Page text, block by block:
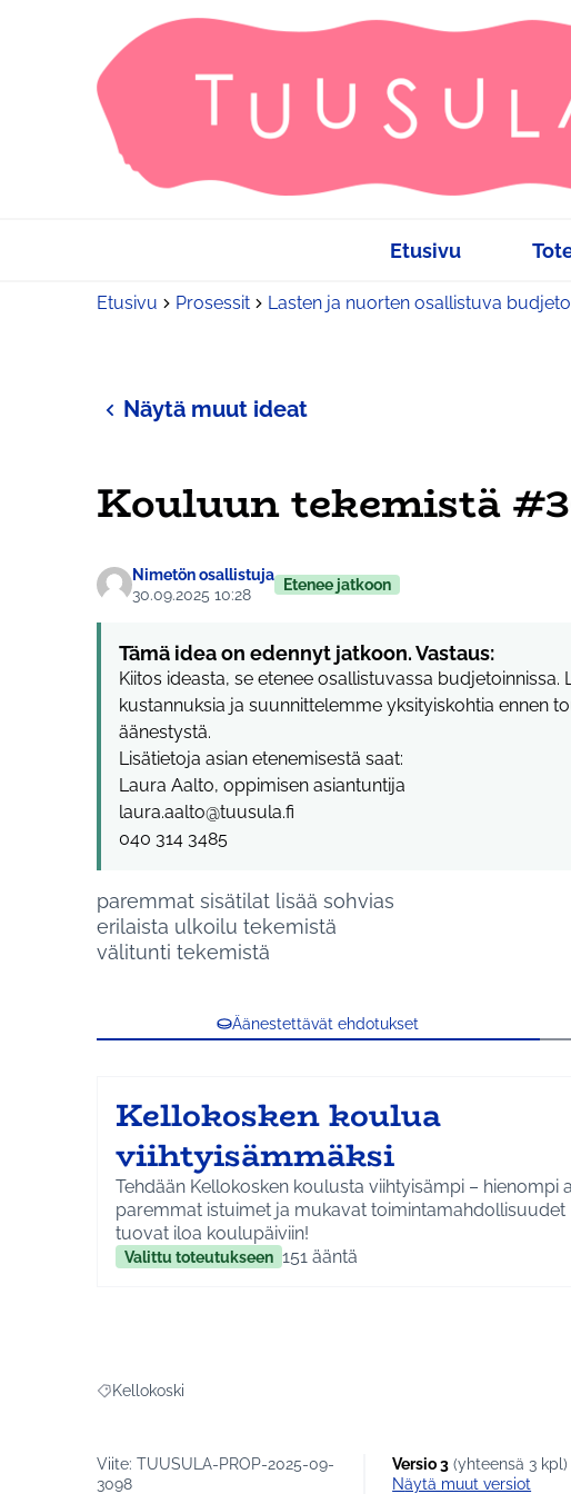
Etusivu
Etusivu Prosessit Lasten ja nuorten osallistuva
Näytä muut ideat
Kouluun tekemistä
Nimetön osallistuja
30.09.2025 10:28
Etenee jatkoon
Tämä idea on edennyt jatkoon. Vastaus:
Kiitos ideasta, se etenee osallistuvassa
kustannuksia ja suunnittelemme yksityiskohtia ennen
äänestystä.
Lisätietoja asian etenemisestä saat:
Laura Aalto, oppimisen asiantuntija
laura.aalto@tuusula.fi
040 314 3485
paremmat sisätilat lisää sohvias
erilaista ulkoilu tekemistä
välitunti tekemistä
Äänestettävät ehdotukset
Kellokosken koulua
viihtyisämmäksi
Tehdään Kellokosken koulusta viihtyisämpi – hienompi
paremmat istuimet ja mukavat toimintamahdollisuudet
tuovat iloa koulupäiviin!
budjetista jäljelle jääneille 2 000 euroa, jaettiin summa
Valittu toteutukseen 151 ääntä
Rajaa tulokset teeman mukaan: Kellokoski
Kellokoski
Viite: TUUSULA-PROP-2025-09-
3098
Versio 3 (yhteensä 3 kpl)
näytä muut versiot